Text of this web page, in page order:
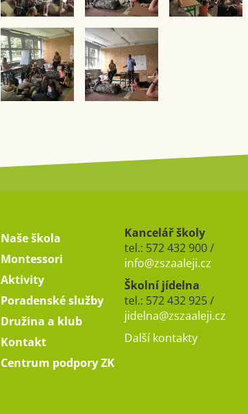
Naše škola
Montessori
Aktivity
Poradenské služby
Družina a klub
Kontakt
Centrum podpory ZK
Kancelář školy
tel.: 572 432 900 /
info@zszaaleji.cz
Školní jídelna
tel.: 572 432 925 /
jidelna@zszaaleji.cz
Další kontakty